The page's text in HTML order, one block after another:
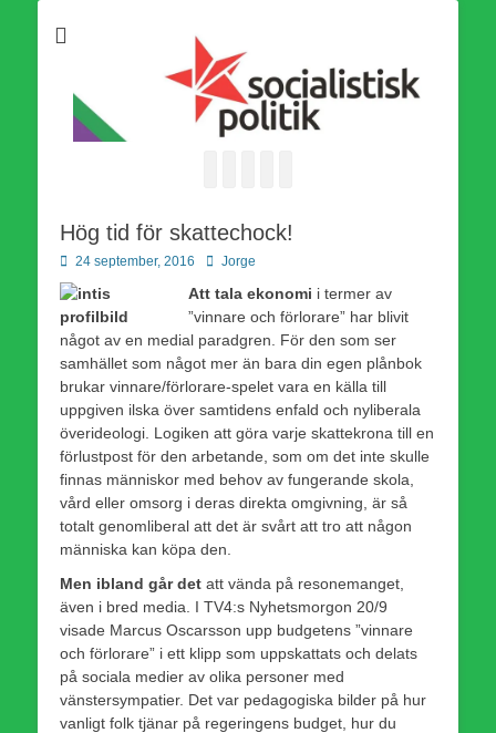
världsomfattande socialistiska Fjärde Internationalen och en viktig
tillgång i kampen för en socialistisk framtid!
Hög tid för skattechock!
Publicerad
den
24 september, 2016 Författare
Jorge
Att tala ekonomi i termer av
”vinnare och förlorare” har blivit
något av en medial paradgren. För den som ser
samhället som något mer än bara din egen plånbok
brukar vinnare/förlorare-spelet vara en källa till
uppgiven ilska över samtidens enfald och nyliberala
överideologi. Logiken att göra varje skattekrona till en
förlustpost för den arbetande, som om det inte skulle
finnas människor med behov av fungerande skola,
vård eller omsorg i deras direkta omgivning, är så
totalt genomliberal att det är svårt att tro att någon
människa kan köpa den.
Men ibland går det att vända på resonemanget,
även i bred media. I TV4:s Nyhetsmorgon 20/9
visade Marcus Oscarsson upp budgetens ”vinnare
och förlorare” i ett klipp som uppskattats och delats
på sociala medier av olika personer med
vänstersympatier. Det var pedagogiska bilder på hur
vanligt folk tjänar på regeringens budget, hur du